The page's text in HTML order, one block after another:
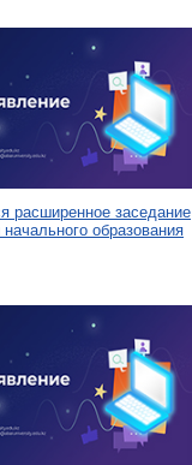
расширенное заседание
образования